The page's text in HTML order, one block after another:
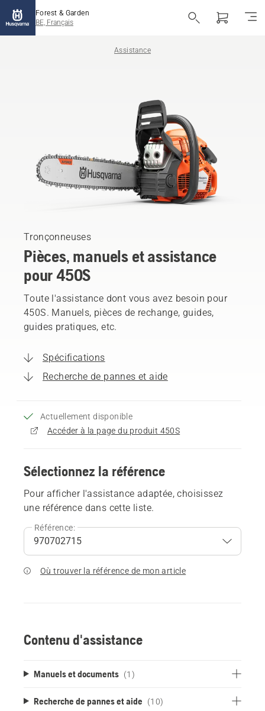
Forest & Garden
BE, Français
Assistance
Tronçonneuses
Pièces, manuels et assistance
pour 450S
Toute l'assistance dont vous avez besoin pour
450S. Manuels, pièces de rechange, guides,
guides pratiques, etc.
Spécifications
Recherche de pannes et aide
Actuellement disponible
Accéder à la page du produit 450S
Sélectionnez la référence
Pour afficher l'assistance adaptée, choisissez
une référence dans cette liste.
Référence:
Où trouver la référence de mon article
Contenu d'assistance
Manuels et documents (1)
Recherche de pannes et aide (10)